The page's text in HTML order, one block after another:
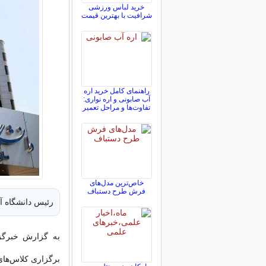
رئیس دانشگاه
به گزارش
برگزاری
خرید لباس ورزشی
شرافیت با بهترین قیمت
راهنمای کامل خرید اره
آب صابونی و اره نواری:
تفاوت‌ها و مراحل تعمیر
خاص‌ترین مدل‌های
فرش طرح دستباف